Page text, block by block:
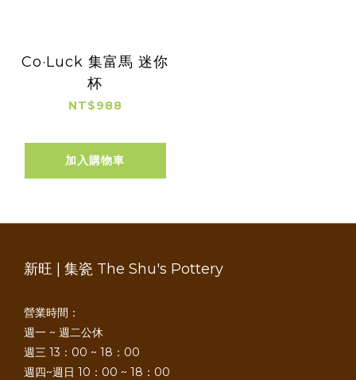
Co·Luck 集富馬 迷你
杯
NT$988
加入購物車
新旺 | 集瓷 The Shu's Pottery
營業時間：
週一 ~ 週二公休
週三 13：00 ~ 18：00
週四~週日 10：00 ~ 18：00